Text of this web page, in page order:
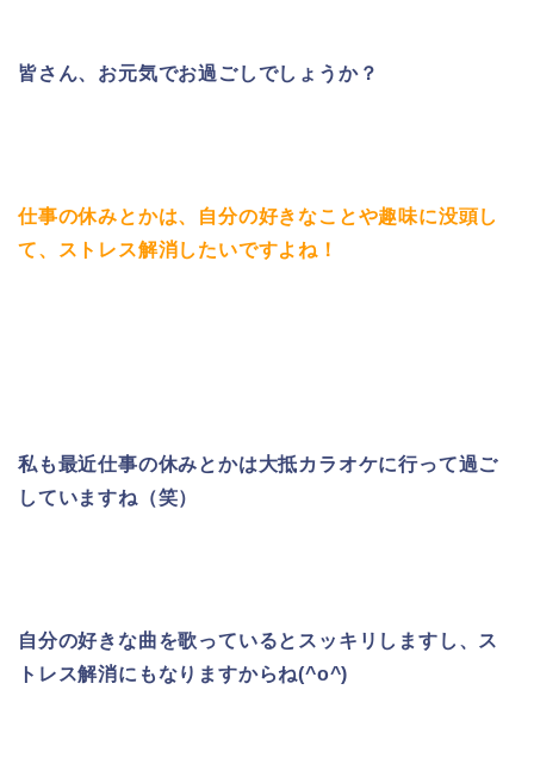
皆さん、お元気でお過ごしでしょうか？
仕事の休みとかは、自分の好きなことや趣味に没頭し
て、ストレス解消したいですよね！
私も最近仕事の休みとかは大抵カラオケに行って過ご
していますね（笑）
自分の好きな曲を歌っているとスッキリしますし、ス
トレス解消にもなりますからね(^o^)